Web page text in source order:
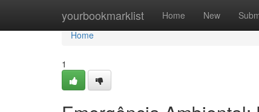
yourbookmarklist Home New
Home
Home
1